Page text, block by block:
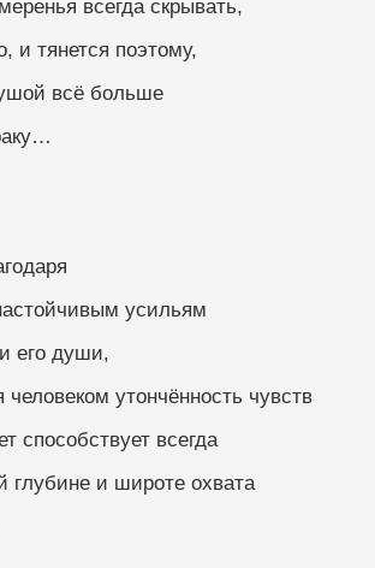
всегда скрывать,
и тянется поэтому,
всё больше
усильям
его души,
человеком утончённость чувств
способствует всегда
и широте охвата